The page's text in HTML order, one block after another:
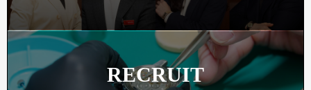
RECRUIT